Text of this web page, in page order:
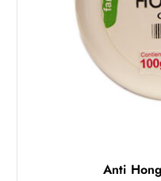
Anti